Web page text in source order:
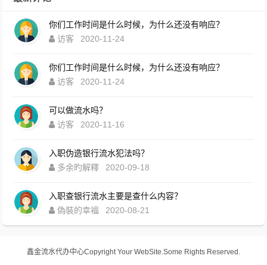
你们工作时间是什么时候，为什么还没有响应？
访客
2020-11-24
你们工作时间是什么时候，为什么还没有响应？
访客
2020-11-24
可以做流水吗？
访客
2020-11-16
入职伪造银行流水犯法吗？
多余旳解釋
2020-09-18
入职查银行流水主要是查什么内容？
偽裝的幸福
2020-08-21
鑫金流水代办中心Copyright Your WebSite.Some Rights Reserved.